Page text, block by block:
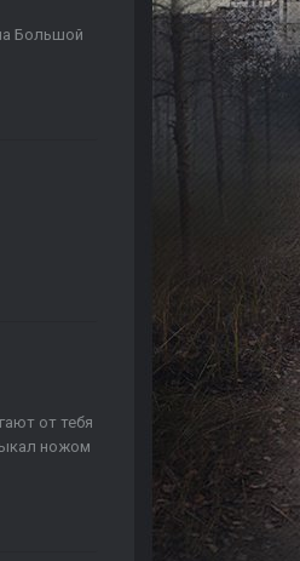
Большой
от тебя
ножом